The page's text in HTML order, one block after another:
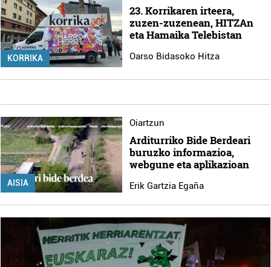
KORRIKA
23. Korrikaren irteera,
zuzen-zuzenean, HITZAn
eta Hamaika Telebistan
Oarso Bidasoko Hitza
AISIA
Oiartzun
Arditurriko Bide Berdeari
buruzko informazioa,
webgune eta aplikazioan
Erik Gartzia Egaña